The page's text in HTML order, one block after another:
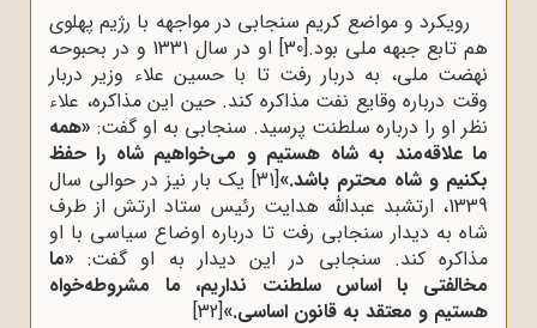
رویکرد و مواضع کریم سنجابی در مواجهه با رژیم پهلوی
هم تابع جبهه ملی بود.[30]
او در سال 1331 و در بحبوحه
نهضت ملی، به دربار رفت تا با حسین علاء وزیر دربار
وقت درباره وقایع نفت مذاکره کند. حین این مذاکره، علاء
نظر او را درباره سلطنت پرسید. سنجابی به او گفت: «همه‌
ما علاقه‌‌مند به شاه هستیم و می‌‌خواهیم شاه را حفظ
بکنیم و شاه محترم باشد.»[31]
یک بار نیز در حوالی سال
1339، ارتشبد عبدالله هدایت رئیس ستاد ارتش از طرف
شاه به دیدار سنجابی رفت تا درباره اوضاع سیاسی با او
مذاکره کند. سنجابی در این دیدار به او گفت: «ما
مخالفتی با اساس سلطنت نداریم، ما مشروطه‌‌خواه
هستیم و معتقد به قانون اساسی.»[32]